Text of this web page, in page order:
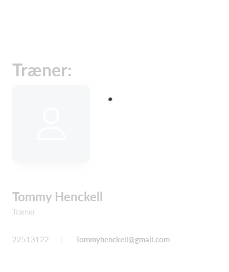
Træner:
Tommy Henckell
Træner
22513122 Tommyhenckell@gmail.com